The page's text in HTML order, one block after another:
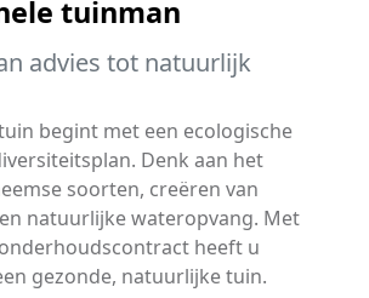
tuinman
advies tot natuurlijk
begint met een ecologische
Denk aan het
soorten, creëren van
natuurlijke wateropvang. Met
heeft u
gezonde, natuurlijke tuin.